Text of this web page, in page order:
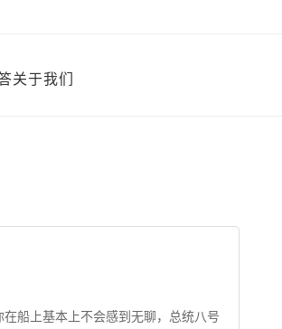
关于我们
船上基本上不会感到无聊，总统八号